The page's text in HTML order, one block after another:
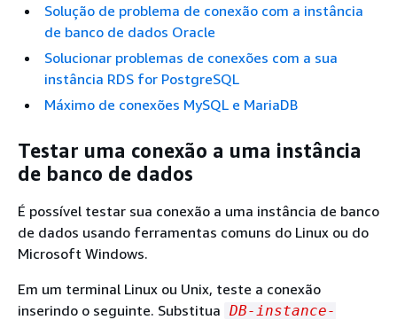
Solução de problema de conexão com a instância
de banco de dados Oracle
Solucionar problemas de conexões com a sua
instância RDS for PostgreSQL
Máximo de conexões MySQL e MariaDB
Testar uma conexão a uma instância
de banco de dados
É possível testar sua conexão a uma instância de banco
de dados usando ferramentas comuns do Linux ou do
Microsoft Windows.
Em um terminal Linux ou Unix, teste a conexão
inserindo o seguinte. Substitua DB-instance-